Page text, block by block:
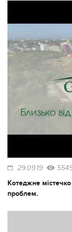
29.09.19
Котеджне
проблем.